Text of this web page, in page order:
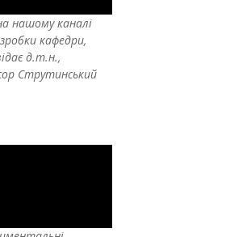
нашому каналі
кафедри,
д.т.н.,
Струтинський